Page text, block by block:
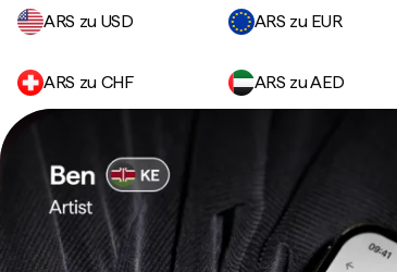
ARS zu USD
ARS zu EUR
ARS zu CHF ARS zu AED